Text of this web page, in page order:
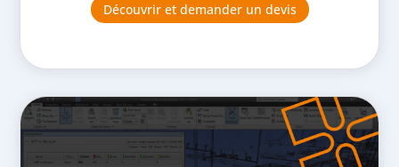
Découvrir et demander un devis